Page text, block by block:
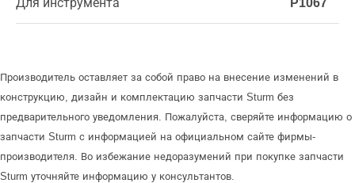
Для инструмента P1067
Производитель оставляет за собой право на внесение изменений в
конструкцию, дизайн и комплектацию запчасти Sturm без
предварительного уведомления. Пожалуйста, сверяйте информацию о
запчасти Sturm с информацией на официальном сайте фирмы-
производителя. Во избежание недоразумений при покупке запчасти
Sturm уточняйте информацию у консультантов.